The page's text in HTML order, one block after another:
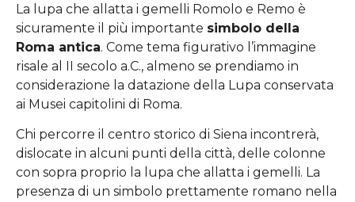
La lupa che allatta i gemelli Romolo e Remo è
sicuramente il più importante simbolo della
Roma antica. Come tema figurativo l’immagine
risale al II secolo a.C., almeno se prendiamo in
considerazione la datazione della Lupa conservata
ai Musei capitolini di Roma.
Chi percorre il centro storico di Siena incontrerà,
dislocate in alcuni punti della città, delle colonne
con sopra proprio la lupa che allatta i gemelli. La
presenza di un simbolo prettamente romano nella